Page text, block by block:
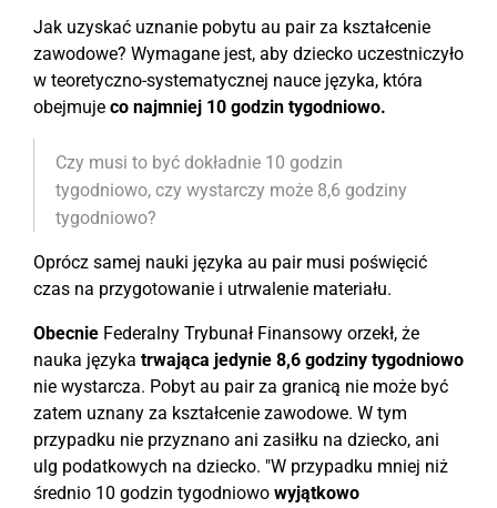
Jak uzyskać uznanie pobytu au pair za kształcenie
zawodowe? Wymagane jest, aby dziecko uczestniczyło
w teoretyczno-systematycznej nauce języka, która
obejmuje co najmniej 10 godzin tygodniowo.
Czy musi to być dokładnie 10 godzin
tygodniowo, czy wystarczy może 8,6 godziny
tygodniowo?
Oprócz samej nauki języka au pair musi poświęcić
czas na przygotowanie i utrwalenie materiału.
Obecnie Federalny Trybunał Finansowy orzekł, że
nauka języka trwająca jedynie 8,6 godziny tygodniowo
nie wystarcza. Pobyt au pair za granicą nie może być
zatem uznany za kształcenie zawodowe. W tym
przypadku nie przyznano ani zasiłku na dziecko, ani
ulg podatkowych na dziecko. "W przypadku mniej niż
średnio 10 godzin tygodniowo wyjątkowo